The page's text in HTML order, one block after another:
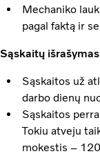
Mechaniko
pagal faktą ir
Sąskaitų
Sąskaitos už
darbo dienų
Sąskaitos
Tokiu atveju
mokestis –